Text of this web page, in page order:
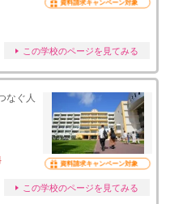
資料請求キャンペーン対象
この学校のページを見てみる
なぐ人
資料請求キャンペーン対象
この学校のページを見てみる